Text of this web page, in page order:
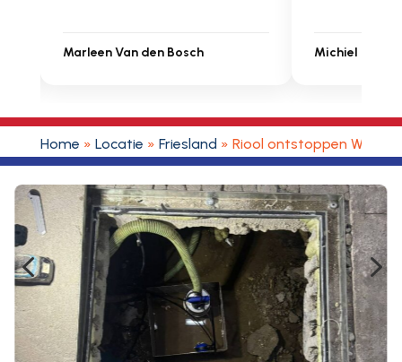
Marleen Van den Bosch Michiel
Home » Locatie » Friesland » Riool ontstoppen
4 5